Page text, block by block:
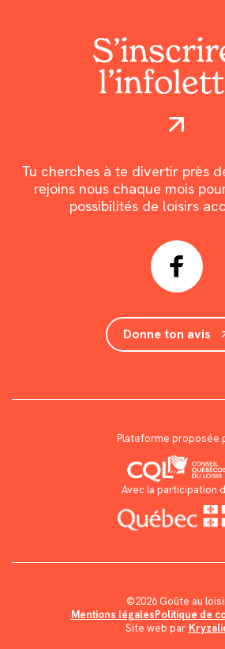
Tu cherches à te divertir près
rejoins nous chaque mois
possibilités de loisirs
Donne ton avis
Plateforme proposée
Avec la participation
©2026 Goûte au
Mentions légalesPolitique de
Site web par